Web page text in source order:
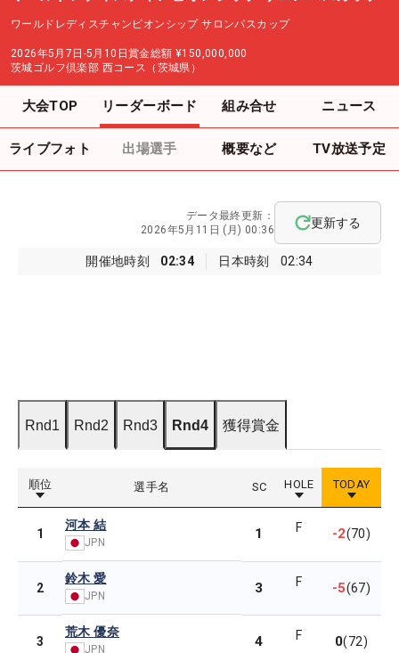
ワールドレディスチャンピオンシップ サロンパスカップ
2026年5月7日-5月10日賞金総額 ¥150,000,000
茨城ゴルフ倶楽部 西コース（茨城県）
大会TOP リーダーボード 組み合せ ニュース
ライブフォト 出場選手 概要など TV放送予定
開催地時刻 02:34 日本時刻 02:34
データ最終更新：
2026年5月11日 (月) 00:36
更新する
Rnd1 Rnd2 Rnd3 Rnd4 獲得賞金
順位 選手名 SC HOLE TODAY
1
河本 結
JPN
1 F -2(70)
2
鈴木 愛
JPN 3 F -5(67)
3
荒木 優奈
JPN 4 F 0(72)